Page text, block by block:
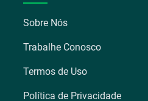
Sobre Nós
Trabalhe Conosco
Termos de Uso
Política de Privacidade